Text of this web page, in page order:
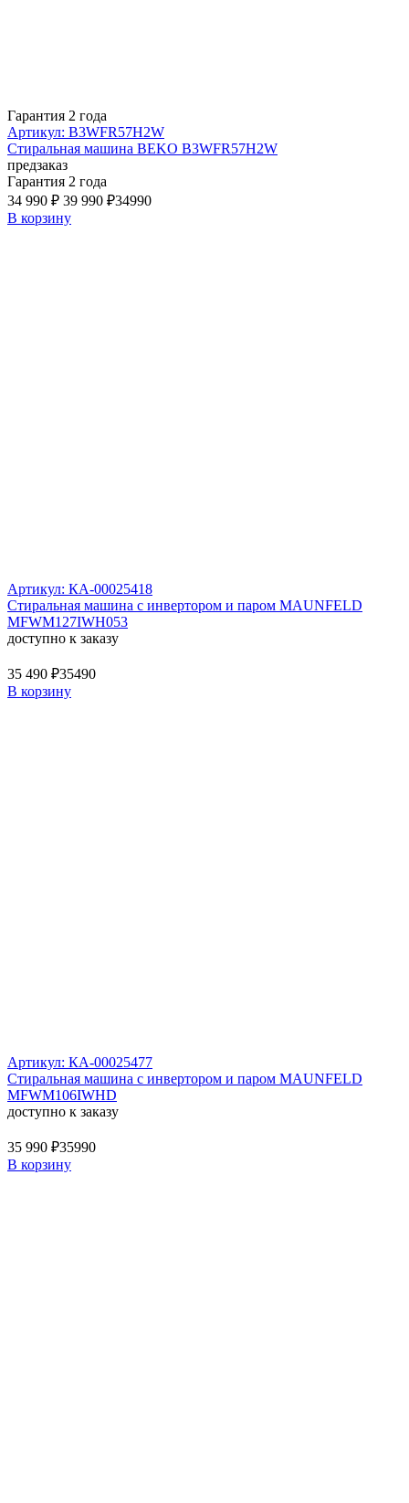
Гарантия 2 года
Артикул: B3WFR57H2W
Стиральная машина BEKO B3WFR57H2W
предзаказ
Гарантия 2 года
34 990 ₽ 39 990 ₽34990
В корзину
Артикул: КА-00025418
Стиральная машина c инвертором и паром MAUNFELD
MFWM127IWH053
доступно к заказу
35 490 ₽35490
В корзину
Артикул: КА-00025477
Стиральная машина c инвертором и паром MAUNFELD
MFWM106IWHD
доступно к заказу
35 990 ₽35990
В корзину